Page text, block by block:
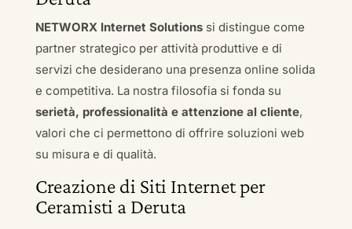
NETWORX Internet Solutionssi distingue come
partner strategico per attività produttive e di
servizi che desiderano una presenza online solida
e competitiva. La nostra filosofia si fonda su
serietà, professionalità e attenzione al cliente,
valori che ci permettono di offrire soluzioni web
su misura e di qualità.
Creazione di Siti Internet per
Ceramisti a Deruta